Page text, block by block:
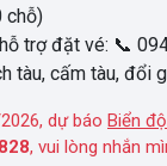
chỗ)
trợ đặt vé: 📞
tàu, cấm tàu, đổi
dự báo Biển
, vui lòng nhắn